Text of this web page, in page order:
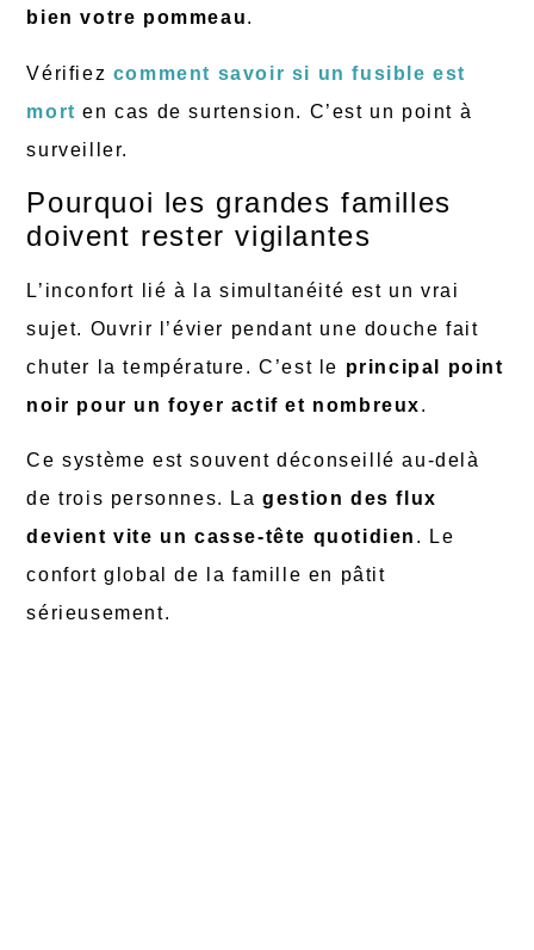
bien votre pommeau.
Vérifiez comment savoir si un fusible est
mort en cas de surtension. C’est un point à
surveiller.
Pourquoi les grandes familles
doivent rester vigilantes
L’inconfort lié à la simultanéité est un vrai
sujet. Ouvrir l’évier pendant une douche fait
chuter la température. C’est le principal point
noir pour un foyer actif et nombreux.
Ce système est souvent déconseillé au-delà
de trois personnes. Lagestion des flux
devient vite un casse-tête quotidien . Le
confort global de la famille en pâtit
sérieusement.